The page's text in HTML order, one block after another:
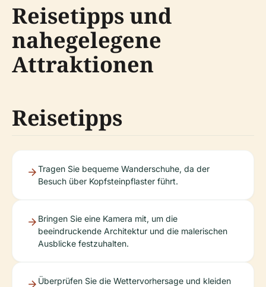
Reisetipps und
nahegelegene
Attraktionen
Reisetipps
Tragen Sie bequeme Wanderschuhe, da der
Besuch über Kopfsteinpflaster führt.
Bringen Sie eine Kamera mit, um die
beeindruckende Architektur und die malerischen
Ausblicke festzuhalten.
Überprüfen Sie die Wettervorhersage und kleiden